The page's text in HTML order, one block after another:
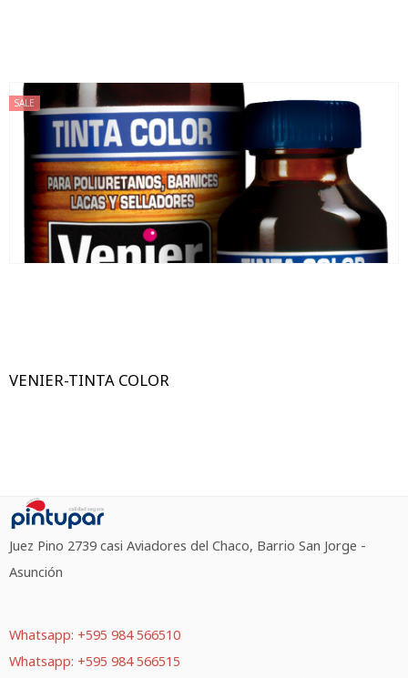
SALE
240CC
60CC
VENIER-TINTA COLOR
Juez Pino 2739 casi Aviadores del Chaco, Barrio San Jorge -
Asunción
Whatsapp: +595 984 566510
Whatsapp: +595 984 566515